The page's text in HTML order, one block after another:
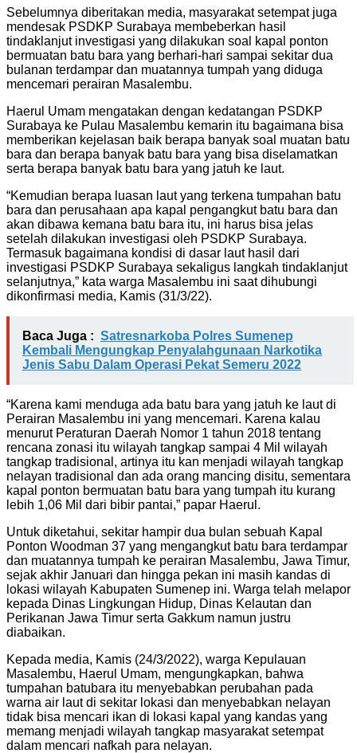
Sebelumnya diberitakan media, masyarakat setempat juga
mendesak PSDKP Surabaya membeberkan hasil
tindaklanjut investigasi yang dilakukan soal kapal ponton
bermuatan batu bara yang berhari-hari sampai sekitar dua
bulanan terdampar dan muatannya tumpah yang diduga
mencemari perairan Masalembu.
Haerul Umam mengatakan dengan kedatangan PSDKP
Surabaya ke Pulau Masalembu kemarin itu bagaimana bisa
memberikan kejelasan baik berapa banyak soal muatan batu
bara dan berapa banyak batu bara yang bisa diselamatkan
serta berapa banyak batu bara yang jatuh ke laut.
“Kemudian berapa luasan laut yang terkena tumpahan batu
bara dan perusahaan apa kapal pengangkut batu bara dan
akan dibawa kemana batu bara itu, ini harus bisa jelas
setelah dilakukan investigasi oleh PSDKP Surabaya.
Termasuk bagaimana kondisi di dasar laut hasil dari
investigasi PSDKP Surabaya sekaligus langkah tindaklanjut
selanjutnya,” kata warga Masalembu ini saat dihubungi
dikonfirmasi media, Kamis (31/3/22).
Baca Juga : Satresnarkoba Polres Sumenep
Kembali Mengungkap Penyalahgunaan Narkotika
Jenis Sabu Dalam Operasi Pekat Semeru 2022
“Karena kami menduga ada batu bara yang jatuh ke laut di
Perairan Masalembu ini yang mencemari. Karena kalau
menurut Peraturan Daerah Nomor 1 tahun 2018 tentang
rencana zonasi itu wilayah tangkap sampai 4 Mil wilayah
tangkap tradisional, artinya itu kan menjadi wilayah tangkap
nelayan tradisional dan ada orang mancing disitu, sementara
kapal ponton bermuatan batu bara yang tumpah itu kurang
lebih 1,06 Mil dari bibir pantai,” papar Haerul.
Untuk diketahui, sekitar hampir dua bulan sebuah Kapal
Ponton Woodman 37 yang mengangkut batu bara terdampar
dan muatannya tumpah ke perairan Masalembu, Jawa Timur,
sejak akhir Januari dan hingga pekan ini masih kandas di
lokasi wilayah Kabupaten Sumenep ini. Warga telah melapor
kepada Dinas Lingkungan Hidup, Dinas Kelautan dan
Perikanan Jawa Timur serta Gakkum namun justru
diabaikan.
Kepada media, Kamis (24/3/2022), warga Kepulauan
Masalembu, Haerul Umam, mengungkapkan, bahwa
tumpahan batubara itu menyebabkan perubahan pada
warna air laut di sekitar lokasi dan menyebabkan nelayan
tidak bisa mencari ikan di lokasi kapal yang kandas yang
memang menjadi wilayah tangkap masyarakat setempat
dalam mencari nafkah para nelayan.